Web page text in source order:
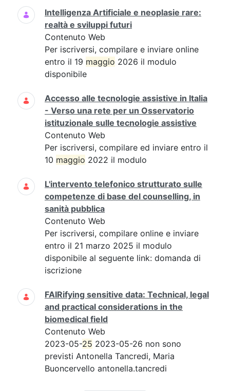
Intelligenza Artificiale e neoplasie rare:
realtà e sviluppi futuri
Contenuto Web
Per iscriversi, compilare e inviare online
entro il 19 maggio 2026 il modulo
disponibile
Accesso alle tecnologie assistive in Italia
- Verso una rete per un Osservatorio
istituzionale sulle tecnologie assistive
Contenuto Web
Per iscriversi, compilare ed inviare entro il
10 maggio 2022 il modulo
L'intervento telefonico strutturato sulle
competenze di base del counselling, in
sanità pubblica
Contenuto Web
Per iscriversi, compilare online e inviare
entro il 21 marzo 2025 il modulo
disponibile al seguente link: domanda di
iscrizione
FAIRifying sensitive data: Technical, legal
and practical considerations in the
biomedical field
Contenuto Web
2023-05-25 2023-05-26 non sono
previsti Antonella Tancredi, Maria
Buoncervello antonella.tancredi